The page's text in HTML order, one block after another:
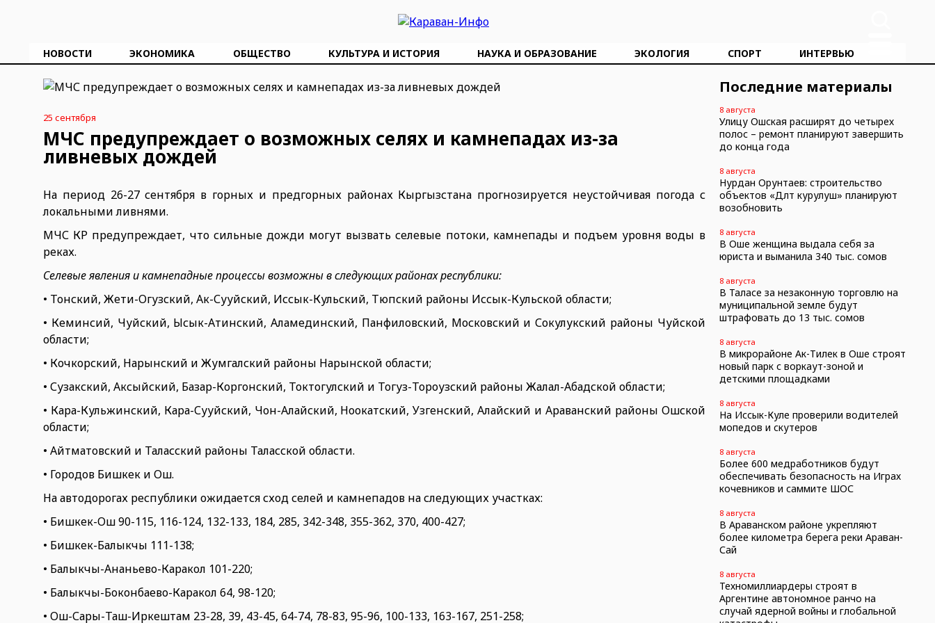
НОВОСТИ ЭКОНОМИКА ОБЩЕСТВО КУЛЬТУРА И ИСТОРИЯ НАУКА И ОБРАЗОВАНИЕ ЭКОЛОГИЯ СПОРТ ИНТЕРВЬЮ
25 сентября
МЧС предупреждает о возможных селях и камнепадах из-за
ливневых дождей
На период 26-27 сентября в горных и предгорных районах Кыргызстана прогнозируется неустойчивая погода с
локальными ливнями.
МЧС КР предупреждает, что сильные дожди могут вызвать селевые потоки, камнепады и подъем уровня воды в
реках.
Селевые явления и камнепадные процессы возможны в следующих районах республики:
• Тонский, Жети-Огузский, Ак-Сууйский, Иссык-Кульский, Тюпский районы Иссык-Кульской области;
• Кеминсий, Чуйский, Ысык-Атинский, Аламединский, Панфиловский, Московский и Сокулукский районы Чуйской
области;
• Кочкорский, Нарынский и Жумгалский районы Нарынской области;
• Сузакский, Аксыйский, Базар-Коргонский, Токтогулский и Тогуз-Тороузский районы Жалал-Абадской области;
• Кара-Кульжинский, Кара-Сууйский, Чон-Алайский, Ноокатский, Узгенский, Алайский и Араванский районы Ошской
области;
• Айтматовский и Таласский районы Таласской области.
• Городов Бишкек и Ош.
На автодорогах республики ожидается сход селей и камнепадов на следующих участках:
• Бишкек-Ош 90-115, 116-124, 132-133, 184, 285, 342-348, 355-362, 370, 400-427;
• Бишкек-Балыкчы 111-138;
• Балыкчы-Ананьево-Каракол 101-220;
• Балыкчы-Боконбаево-Каракол 64, 98-120;
• Ош-Сары-Таш-Иркештам 23-28, 39, 43-45, 64-74, 78-83, 95-96, 100-133, 163-167, 251-258;
Последние материалы
8 августа
Улицу Ошская расширят до четырех
полос – ремонт планируют завершить
до конца года
8 августа
Нурдан Орунтаев: строительство
объектов «Дөөлөт курулуш» планируют
возобновить
8 августа
В Оше женщина выдала себя за
юриста и выманила 340 тыс. сомов
8 августа
В Таласе за незаконную торговлю на
муниципальной земле будут
штрафовать до 13 тыс. сомов
8 августа
В микрорайоне Ак-Тилек в Оше строят
новый парк с воркаут-зоной и
детскими площадками
8 августа
На Иссык-Куле проверили водителей
мопедов и скутеров
8 августа
Более 600 медработников будут
обеспечивать безопасность на Играх
кочевников и саммите ШОС
8 августа
В Араванском районе укрепляют
более километра берега реки Араван-
Сай
8 августа
Техномиллиардеры строят в
Аргентине автономное ранчо на
случай ядерной войны и глобальной